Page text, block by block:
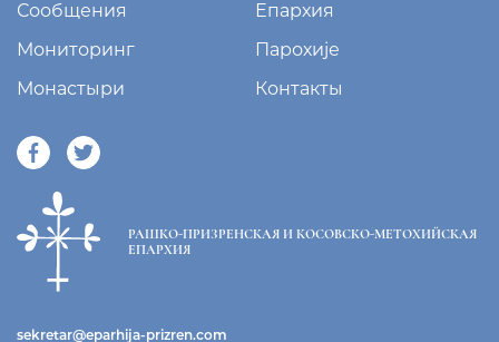
Сообщения
Епархия
Мониторинг
Парохије
Монастыри
Контакты
РАШКО-ПРИЗРЕНСКАЯ И КОСОВСКО-МЕТОХИЙСКАЯ
ЕПАРХИЯ
sekretar@eparhija-prizren.com